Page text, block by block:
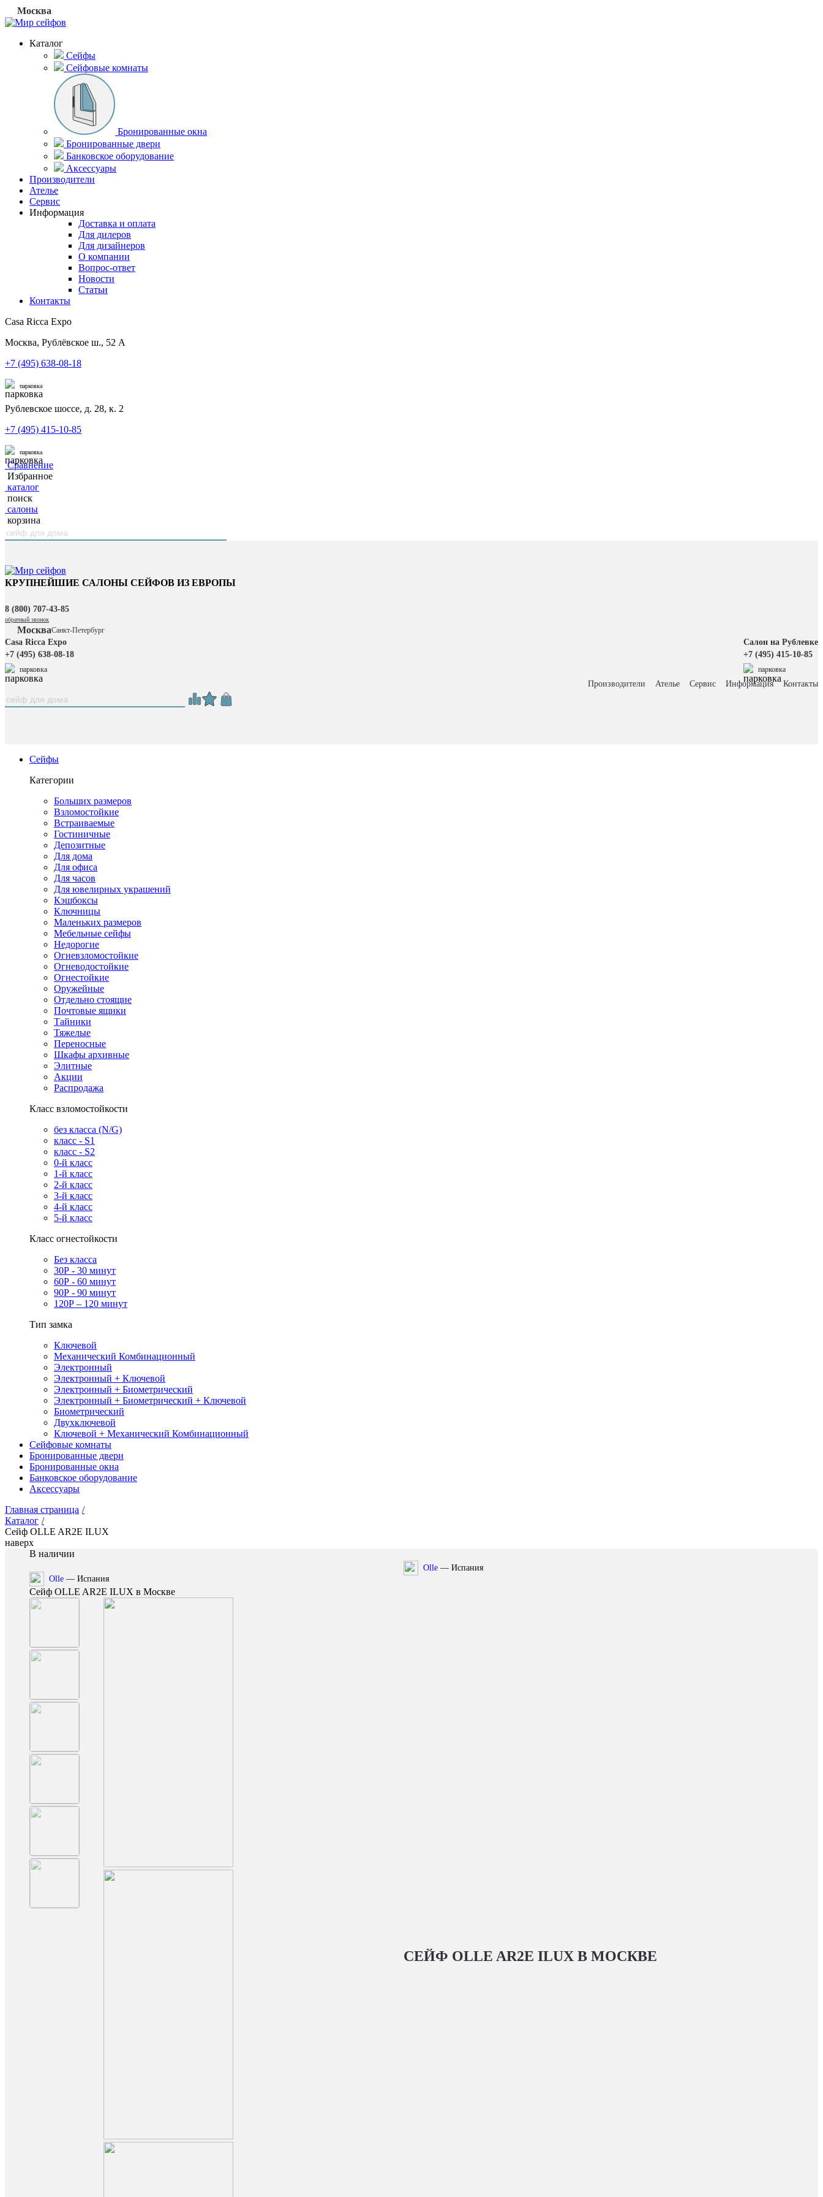
Москва
Каталог
Сейфы
Сейфовые комнаты
Бронированные окна
Бронированные двери
Банковское оборудование
Аксессуары
Производители
Ателье
Сервис
Информация
Доставка и оплата
Для дилеров
Для дизайнеров
О компании
Вопрос-ответ
Новости
Статьи
Контакты
Casa Ricca Expo
Москва, Рублёвское ш., 52 А
+7 (495) 638-08-18
парковка
Рублевское шоссе, д. 28, к. 2
+7 (495) 415-10-85
парковка
Сравнение
Избранное
каталог
поиск
салоны
корзина
КРУПНЕЙШИЕ САЛОНЫ СЕЙФОВ ИЗ ЕВРОПЫ
8 (800) 707-43-85
обратный звонок
МоскваСанкт-Петербург
Casa Ricca Expo
+7 (495) 638-08-18
парковка
Салон на Рублевке
+7 (495) 415-10-85
парковка
Производители Ателье Сервис Информация Контакты
Сейфы
Категории
Больших размеров
Взломостойкие
Встраиваемые
Гостиничные
Депозитные
Для дома
Для офиса
Для часов
Для ювелирных украшений
Кэшбоксы
Ключницы
Маленьких размеров
Мебельные сейфы
Недорогие
Огневзломостойкие
Огневодостойкие
Огнестойкие
Оружейные
Отдельно стоящие
Почтовые ящики
Тайники
Тяжелые
Переносные
Шкафы архивные
Элитные
Акции
Распродажа
Класс взломостойкости
без класса (N/G)
класс - S1
класс - S2
0-й класс
1-й класс
2-й класс
3-й класс
4-й класс
5-й класс
Класс огнестойкости
Без класса
30Р - 30 минут
60Р - 60 минут
90Р - 90 минут
120Р – 120 минут
Тип замка
Ключевой
Механический Комбинационный
Электронный
Электронный + Ключевой
Электронный + Биометрический
Электронный + Биометрический + Ключевой
Биометрический
Двухключевой
Ключевой + Механический Комбинационный
Сейфовые комнаты
Бронированные двери
Бронированные окна
Банковское оборудование
Аксессуары
Главная страница /
Каталог /
Сейф OLLE AR2E ILUX
наверх
В наличии
Olle — Испания
Сейф OLLE AR2E ILUX в Москве
Olle — Испания
СЕЙФ OLLE AR2E ILUX В МОСКВЕ